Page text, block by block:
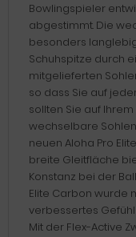
Bowlingspieler
abgestimmt. Die
besonders
Schuhspitze durch
mitgelieferten
so dass Sie auf
sollten Sie auf
wechselbare
neuen Aloha Pro
breite Gleitfläche
Konstanz bei der
Elite Carbon wurde
verbessertes
Mit der Flex-Active